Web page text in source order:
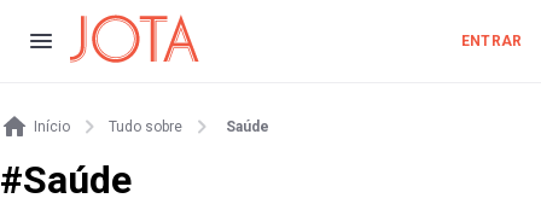
ENTRAR
Início Tudo sobre Saúde
#Saúde